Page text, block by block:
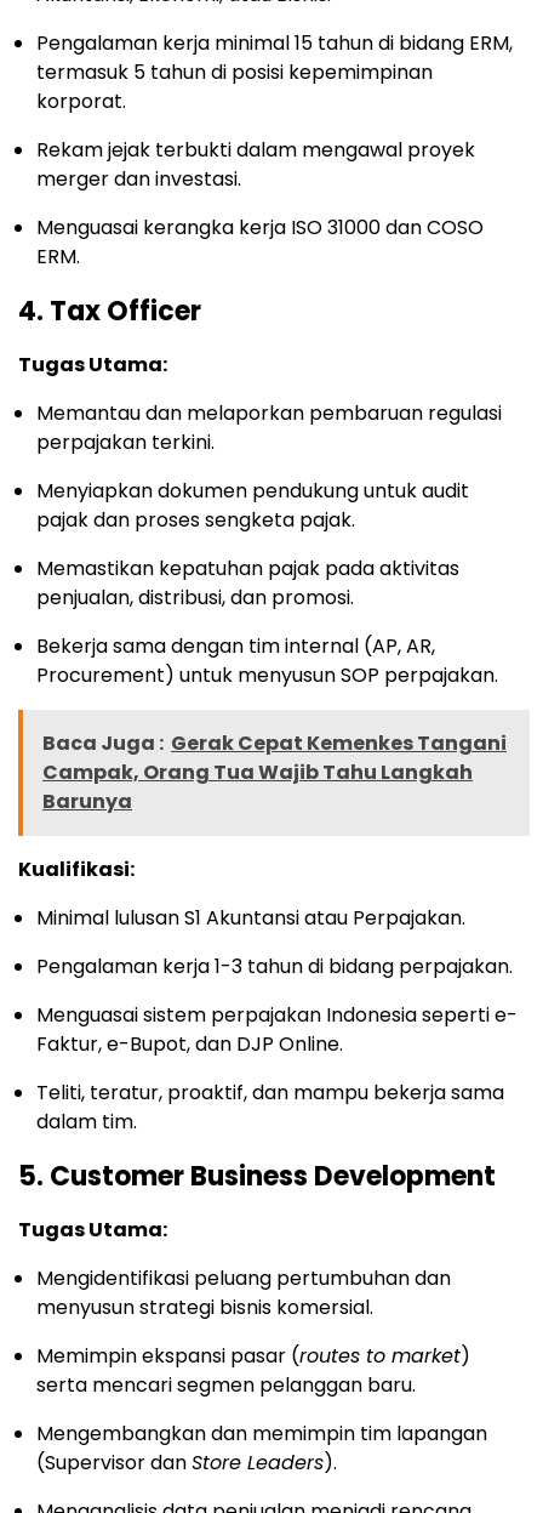
Pengalaman kerja minimal 15 tahun di bidang ERM,
termasuk 5 tahun di posisi kepemimpinan
korporat.
Rekam jejak terbukti dalam mengawal proyek
merger dan investasi.
Menguasai kerangka kerja ISO 31000 dan COSO
ERM.
4. Tax Officer
Tugas Utama:
Memantau dan melaporkan pembaruan regulasi
perpajakan terkini.
Menyiapkan dokumen pendukung untuk audit
pajak dan proses sengketa pajak.
Memastikan kepatuhan pajak pada aktivitas
penjualan, distribusi, dan promosi.
Bekerja sama dengan tim internal (AP, AR,
Procurement) untuk menyusun SOP perpajakan.
Baca Juga : Gerak Cepat Kemenkes Tangani
Campak, Orang Tua Wajib Tahu Langkah
Barunya
Kualifikasi:
Minimal lulusan S1 Akuntansi atau Perpajakan.
Pengalaman kerja 1-3 tahun di bidang perpajakan.
Menguasai sistem perpajakan Indonesia seperti e-
Faktur, e-Bupot, dan DJP Online.
Teliti, teratur, proaktif, dan mampu bekerja sama
dalam tim.
5. Customer Business Development
Tugas Utama:
Mengidentifikasi peluang pertumbuhan dan
menyusun strategi bisnis komersial.
Memimpin ekspansi pasar (routes to market)
serta mencari segmen pelanggan baru.
Mengembangkan dan memimpin tim lapangan
(Supervisor danStore Leaders).